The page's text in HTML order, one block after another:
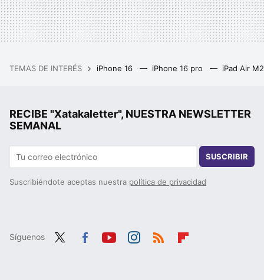
TEMAS DE INTERÉS iPhone 16 iPhone 16 pro iPad Air
RECIBE "Xatakaletter", NUESTRA NEWSLETTER
SEMANAL
SUSCRIBIR
Suscribiéndote aceptas nuestra política de privacidad
Síguenos